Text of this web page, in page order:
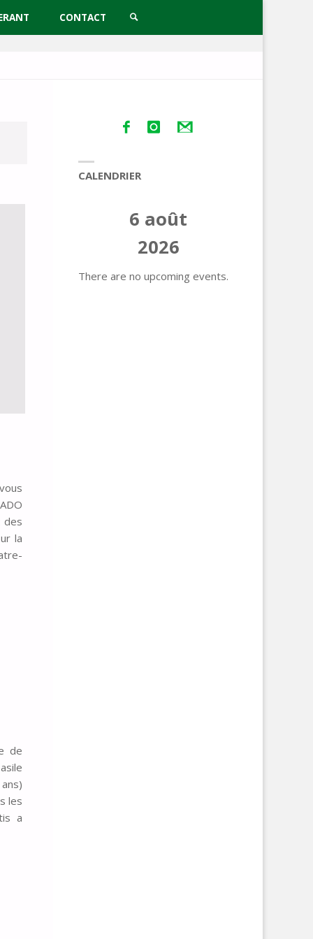
CONTACT
des
la
de
les
a
CALENDRIER
6 août
2026
There are no upcoming events.